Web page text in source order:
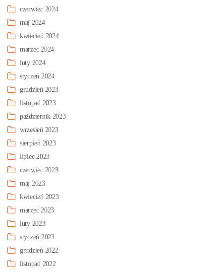
czerwiec 2024
maj 2024
kwiecień 2024
marzec 2024
luty 2024
styczeń 2024
grudzień 2023
listopad 2023
październik 2023
wrzesień 2023
sierpień 2023
lipiec 2023
czerwiec 2023
maj 2023
kwiecień 2023
marzec 2023
luty 2023
styczeń 2023
grudzień 2022
listopad 2022